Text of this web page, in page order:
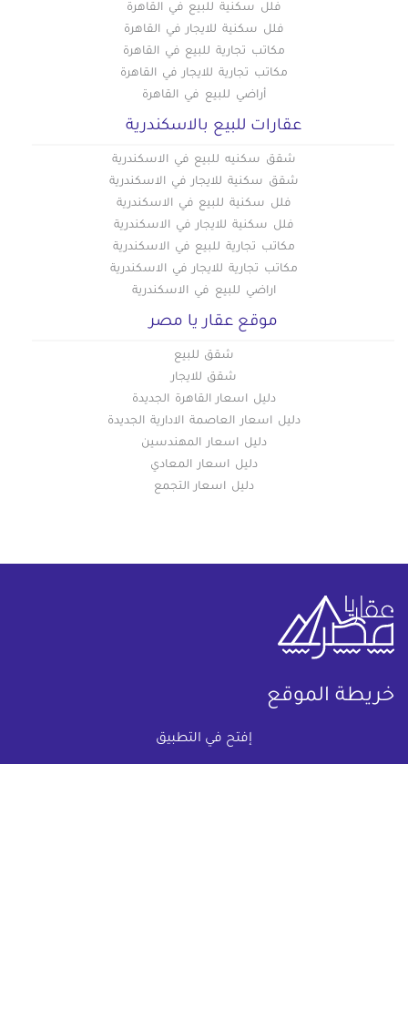
إفتح في التطبيق
فلل سكنية للبيع في القاهرة
فلل سكنية للايجار في القاهرة
مكاتب تجارية للبيع في القاهرة
مكاتب تجارية للايجار في القاهرة
أراضي للبيع في القاهرة
عقارات للبيع بالاسكندرية
شقق سكنيه للبيع في الاسكندرية
شقق سكنية للايجار في الاسكندرية
فلل سكنية للبيع في الاسكندرية
فلل سكنية للايجار في الاسكندرية
مكاتب تجارية للبيع في الاسكندرية
مكاتب تجارية للايجار في الاسكندرية
اراضي للبيع في الاسكندرية
موقع عقار يا مصر
شقق للبيع
شقق للايجار
دليل اسعار القاهرة الجديدة
دليل اسعار العاصمة الادارية الجديدة
دليل اسعار المهندسين
دليل اسعار المعادي
دليل اسعار التجمع
خريطة الموقع
أضف عقارك مجانا